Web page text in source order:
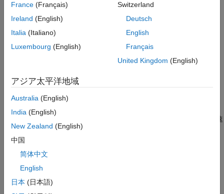
Verify numerical accuracy using Processor-in-the-Loop (PIL)
simulation.
ARM Cortex
Processors.
ARM プラットフォーム用の Simulink ブロックからの SIMD コ
ードの生成
ARM Neon テクノロジーを使用して、生成されたコードの実行速
度を向上させる。
Generate SIMD Code from MATLAB Functions for ARM
Improve the execution speed of the generated code using ARM
Neon technology.
France (Français)
Ireland (English)
Italia (Italiano)
Luxembourg (English)
Switzerland
Deutsch
English
Français
United Kingdom (English)
アジア太平洋地域
Australia (English)
India (English)
New Zealand (English)
中国
简体中文
English
日本 (日本語)